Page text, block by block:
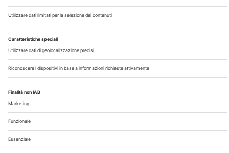
©2026 Edra S.p.a | www.edraspa.it | P.iva 08056040960
| Tel. 02/881841 | Sede legale: Viale Enrico Forlanini 21 -
20134 Milano (Italy)
5/05/2022